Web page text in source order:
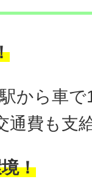
から車
通費も支
！